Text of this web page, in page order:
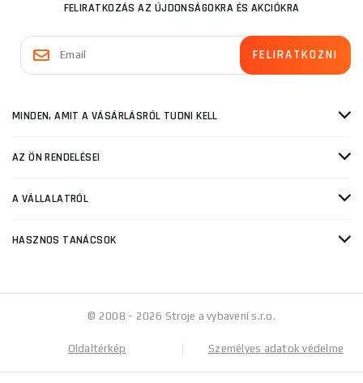
FELIRATKOZÁS AZ ÚJDONSÁGOKRA ÉS AKCIÓKRA
MINDEN, AMIT A VÁSÁRLÁSRÓL TUDNI KELL
AZ ÖN RENDELÉSEI
A VÁLLALATRÓL
HASZNOS TANÁCSOK
© 2008 - 2026 Stroje a vybavení s.r.o.
Oldaltérkép Személyes adatok védelme